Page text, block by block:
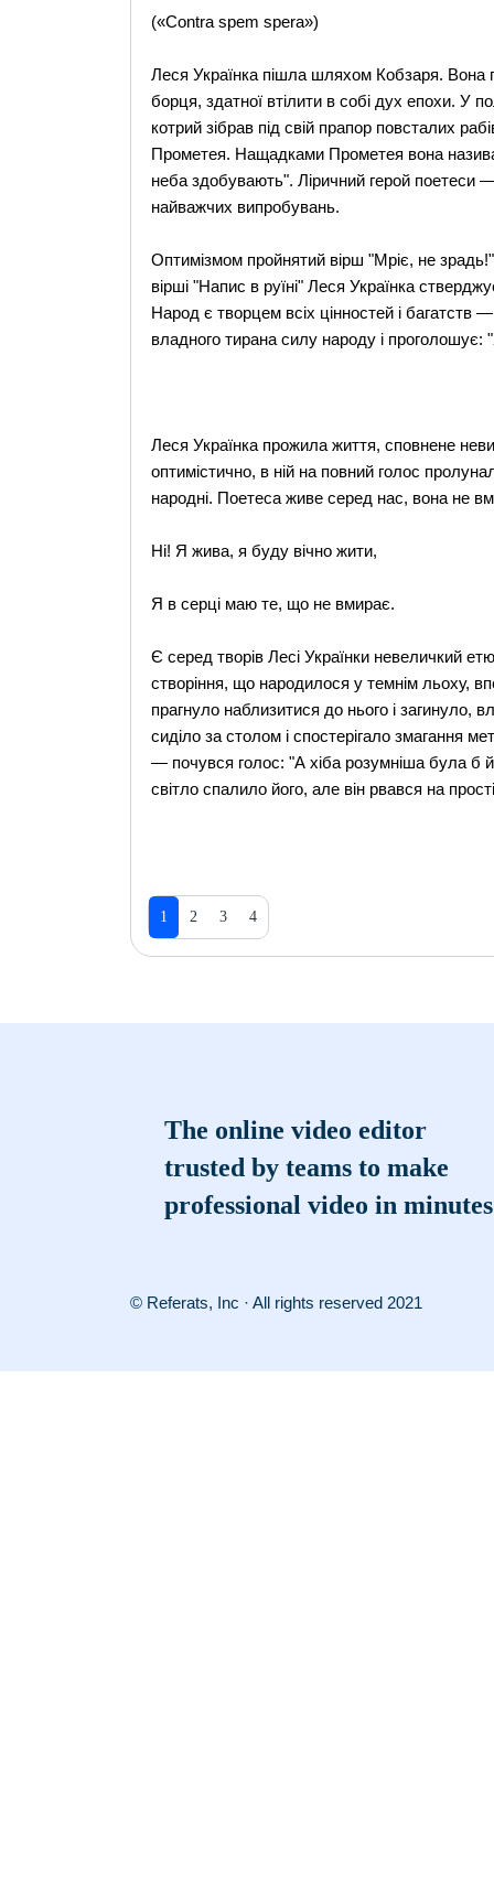
(«Contra spem spera»)
Леся Українка пішла шляхом Кобзаря. Вона
борця, здатної втілити в собі дух епохи. У
котрий зібрав під свій прапор повсталих
Прометея. Нащадками Прометея вона
неба здобувають". Ліричний герой поетеси
найважчих випробувань.
Оптимізмом пройнятий вірш "Мріє, не
вірші "Напис в руїні" Леся Українка
Народ є творцем всіх цінностей i багатств
владного тирана силу народу і проголошує:
Леся Українка прожила життя, сповнене
оптимістично, в ній на повний голос
народні. Поетеса живе серед нас, вона не
Ні! Я жива, я буду вічно жити,
Я в серці маю те, що не вмирає.
Є серед творів Лесі Українки невеличкий
створіння, що народилося у темнім льоху,
прагнуло наблизитися до нього і загинуло,
сиділо за столом і спостерігало змагання
— почувся голос: "А хіба розумніша була б
світло спалило його, але він рвався на
1 2 3 4
The online video editor
trusted by teams to make
professional video in minutes
© Referats, Inc · All rights reserved 2021